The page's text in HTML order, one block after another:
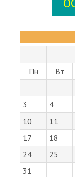
Пн
Вт
3
4
10
11
17
18
24
25
31